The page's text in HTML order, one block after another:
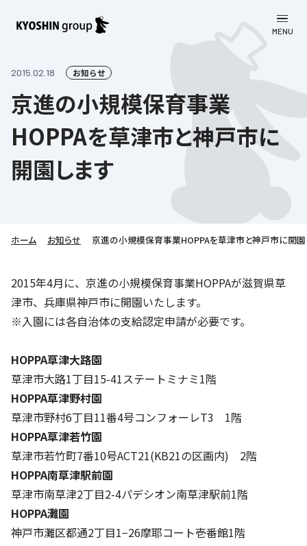
MENU
会社案内
会社案内
企業理念
Company’s Profile
沿革
本社所在地
京進グループが目指す姿
子会社および関係会社
フランチャイズ事業
ソーシャルメディア公式アカウント
事業一覧
学習塾
学習塾について
ライフキャリア
育児・暮らし
京進グループについて
お客さま満足度向上の取り組み
人材育成の取り組み
CSRレポート
社会貢献活動
ミャンマーへの支援活動
清華・京進発展フォーラム
立木奨学金
価値創造の取り組み
DX（デジタル変革）
株主・投資家向け情報
株主・株式関連情報
株主・投資家の皆さまへ
連結業績・財務
IRライブラリー
IRカレンダー
ディスクロージャーポリシー
よくあるご質問
免責事項
IRお問合せ
採用情報
採用情報
京進リクルートInstagram
新卒採用デジタルパンフレット
中途採用
講師（アルバイト）募集
保育事業 採用
日本語教育事業 採用
介護事業 採用
お問い合わせ
利用規約
個人情報保護方針
Copyright © KYOSHIN Co., Ltd. All rights reserved.
2015.02.18 お知らせ
京進の小規模保育事業
HOPPAを草津市と神戸市に
開園します
ホーム お知らせ 京進の小規模保育事業HOPPAを草津市と神戸市に開園
2015年4月に、京進の小規模保育事業HOPPAが滋賀県草
津市、兵庫県神戸市に開園いたします。
※入園には各自治体の支給認定申請が必要です。
HOPPA草津大路園
草津市大路1丁目15-41ステートミナミ1階
HOPPA草津野村園
草津市野村6丁目11番4号コンフォーレT3 1階
HOPPA草津若竹園
草津市若竹町7番10号ACT21(KB21の区画内) 2階
HOPPA南草津駅前園
草津市南草津2丁目2-4パデシオン南草津駅前1階
HOPPA灘園
神戸市灘区都通2丁目1−26摩耶コート壱番館1階